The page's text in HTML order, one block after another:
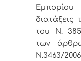
Εμπορίου
διατάξεις
του Ν.
των
Ν.3463/